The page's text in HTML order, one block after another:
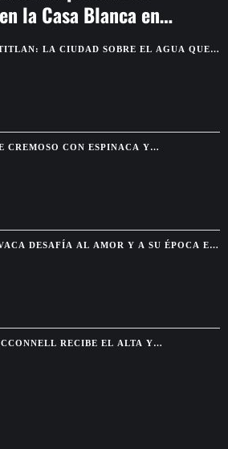
la Casa Blanca en
LA CIUDAD SOBRE EL AGUA QUE
PALABRAS A LOS CONQUISTADORES
CREMOSO CON ESPINACA Y
UNA PASTA FÁCIL CON SABOR DE
DESAFÍA AL AMOR Y A SU ÉPOCA EN
SERIE DE NETFLIX
RECIBE EL ALTA Y
SU RECUPERACIÓN DESDE CASA